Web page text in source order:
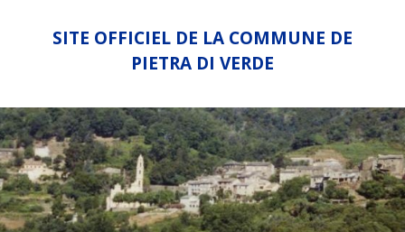
SITE OFFICIEL DE LA COMMUNE DE
PIETRA DI VERDE